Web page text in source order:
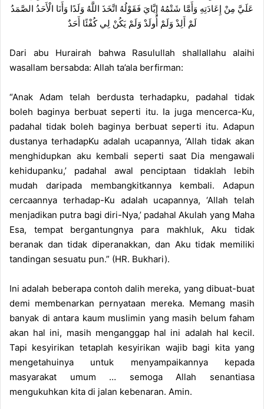
عَلَيَّ مِنْ إِعَادَتِهِ وَأَمَّا شَتْمُهُ إِيَّايَ فَقَوْلُهُ اتَّخَذَ اللَّهُ وَلَدًا وَأَنَا الْأَحَدُ الصَّمَدُ
لَمْ أَلِدْ وَلَمْ أُولَدْ وَلَمْ يَكُنْ لِي كُفْئًا أَحَدٌ
Dari abu Hurairah bahwa Rasulullah shallallahu alaihi
wasallam bersabda: Allah ta’ala berfirman:
“Anak Adam telah berdusta terhadapku, padahal tidak
boleh baginya berbuat seperti itu. Ia juga mencerca-Ku,
padahal tidak boleh baginya berbuat seperti itu. Adapun
dustanya terhadapKu adalah ucapannya, ‘Allah tidak akan
menghidupkan aku kembali seperti saat Dia mengawali
kehidupanku,’ padahal awal penciptaan tidaklah lebih
mudah daripada membangkitkannya kembali. Adapun
cercaannya terhadap-Ku adalah ucapannya, ‘Allah telah
menjadikan putra bagi diri-Nya,’ padahal Akulah yang Maha
Esa, tempat bergantungnya para makhluk, Aku tidak
beranak dan tidak diperanakkan, dan Aku tidak memiliki
tandingan sesuatu pun.” (HR. Bukhari).
Ini adalah beberapa contoh dalih mereka, yang dibuat-buat
demi membenarkan pernyataan mereka. Memang masih
banyak di antara kaum muslimin yang masih belum faham
akan hal ini, masih menganggap hal ini adalah hal kecil.
Tapi kesyirikan tetaplah kesyirikan wajib bagi kita yang
mengetahuinya untuk menyampaikannya kepada
masyarakat umum … semoga Allah senantiasa
mengukuhkan kita di jalan kebenaran. Amin.